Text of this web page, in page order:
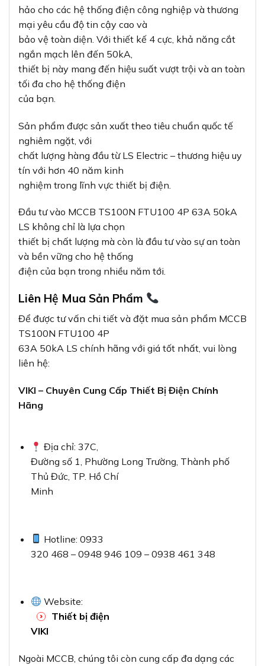
hảo cho các hệ thống điện công nghiệp và thương
mại yêu cầu độ tin cậy cao và
bảo vệ toàn diện. Với thiết kế 4 cực, khả năng cắt
ngắn mạch lên đến 50kA,
thiết bị này mang đến hiệu suất vượt trội và an toàn
tối đa cho hệ thống điện
của bạn.
Sản phẩm được sản xuất theo tiêu chuẩn quốc tế
nghiêm ngặt, với
chất lượng hàng đầu từ LS Electric – thương hiệu uy
tín với hơn 40 năm kinh
nghiệm trong lĩnh vực thiết bị điện.
Đầu tư vào MCCB TS100N FTU100 4P 63A 50kA
LS không chỉ là lựa chọn
thiết bị chất lượng mà còn là đầu tư vào sự an toàn
và bền vững cho hệ thống
điện của bạn trong nhiều năm tới.
Liên Hệ Mua Sản Phẩm
Để được tư vấn chi tiết và đặt mua sản phẩm MCCB
TS100N FTU100 4P
63A 50kA LS chính hãng với giá tốt nhất, vui lòng
liên hệ:
VIKI – Chuyên Cung Cấp Thiết Bị Điện Chính
Hãng
Địa chỉ: 37C,
Đường số 1, Phường Long Trường, Thành phố
Thủ Đức, TP. Hồ Chí
Minh
Hotline: 0933
320 468 – 0948 946 109 – 0938 461 348
Website:
Thiết bị điện
VIKI
Ngoài MCCB, chúng tôi còn cung cấp đa dạng các